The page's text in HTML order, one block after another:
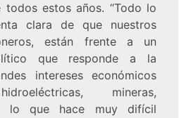
todos estos años. “Todo lo
clara de que nuestros
están frente a un
que responde a la
intereses económicos
mineras,
lo que hace muy difícil